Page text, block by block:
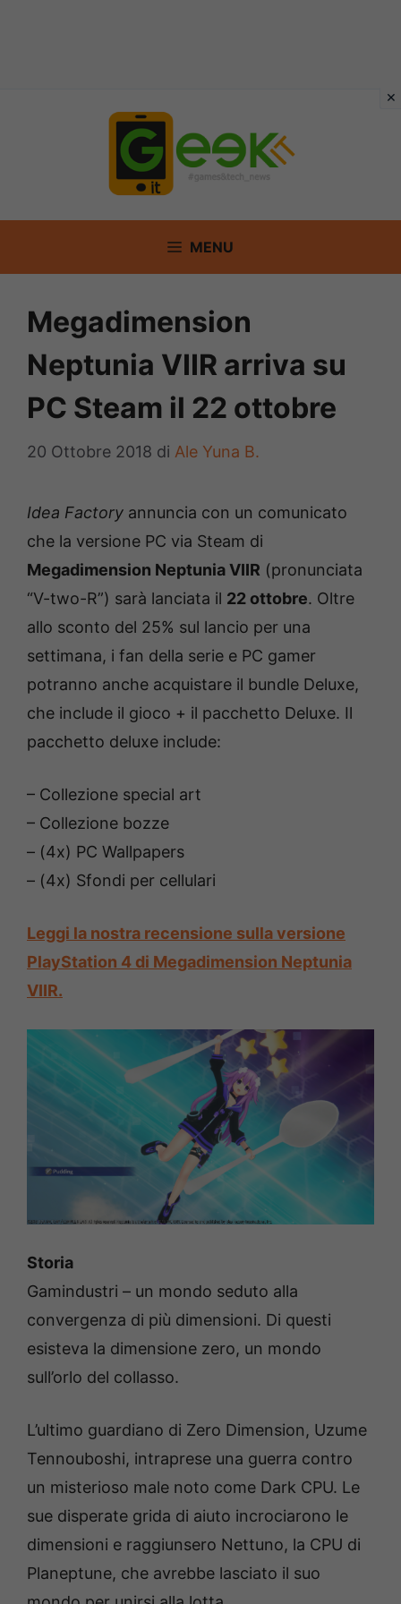
MENU
Megadimension
Neptunia VIIR arriva su
PC Steam il 22 ottobre
20 Ottobre 2018 di Ale Yuna B.
Idea Factory annuncia con un comunicato
che la versione PC via Steam di
Megadimension Neptunia VIIR (pronunciata
“V-two-R”) sarà lanciata il 22 ottobre. Oltre
allo sconto del 25% sul lancio per una
settimana, i fan della serie e PC gamer
potranno anche acquistare il bundle Deluxe,
che include il gioco + il pacchetto Deluxe. Il
pacchetto deluxe include:
– Collezione special art
– Collezione bozze
– (4x) PC Wallpapers
– (4x) Sfondi per cellulari
Leggi la nostra recensione sulla versione
PlayStation 4 di Megadimension Neptunia
VIIR.
Storia
Gamindustri – un mondo seduto alla
convergenza di più dimensioni. Di questi
esisteva la dimensione zero, un mondo
sull’orlo del collasso.
L’ultimo guardiano di Zero Dimension, Uzume
Tennouboshi, intraprese una guerra contro
un misterioso male noto come Dark CPU. Le
sue disperate grida di aiuto incrociarono le
dimensioni e raggiunsero Nettuno, la CPU di
Planeptune, che avrebbe lasciato il suo